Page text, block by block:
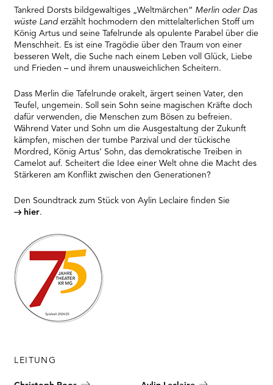
content
to
the
list
of
technologies
Powered
by
Usercentrics
Consent
Management
Platform
Tankred Dorsts bildgewaltiges „Weltmärchen“ Merlin oder Das
wüste Land erzählt hochmodern den mittelalterlichen Stoff um
König Artus und seine Tafelrunde als opulente Parabel über die
Menschheit. Es ist eine Tragödie über den Traum von einer
besseren Welt, die Suche nach einem Leben voll Glück, Liebe
und Frieden – und ihrem unausweichlichen Scheitern.
Dass Merlin die Tafelrunde orakelt, ärgert seinen Vater, den
Teufel, ungemein. Soll sein Sohn seine magischen Kräfte doch
dafür verwenden, die Menschen zum Bösen zu befreien.
Während Vater und Sohn um die Ausgestaltung der Zukunft
kämpfen, mischen der tumbe Parzival und der tückische
Mordred, König Artus‘ Sohn, das demokratische Treiben in
Camelot auf. Scheitert die Idee einer Welt ohne die Macht des
Stärkeren am Konflikt zwischen den Generationen?
Den Soundtrack zum Stück von Aylin Leclaire finden Sie
hier.
LEITUNG